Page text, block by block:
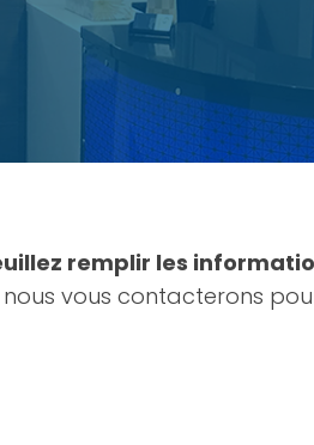
remplir les
nous vous contacterons